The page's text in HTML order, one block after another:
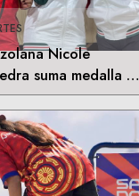
Nicole
suma medalla de
en la final de Tiro